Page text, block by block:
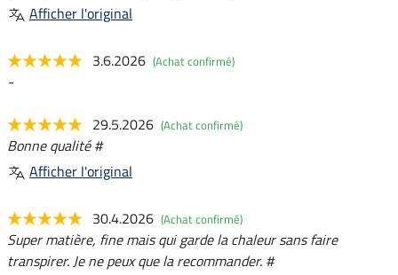
Afficher l'original
3.6.2026 (Achat confirmé)
-
29.5.2026 (Achat confirmé)
Bonne qualité #
Afficher l'original
30.4.2026 (Achat confirmé)
Super matière, fine mais qui garde la chaleur sans faire
transpirer. Je ne peux que la recommander. #